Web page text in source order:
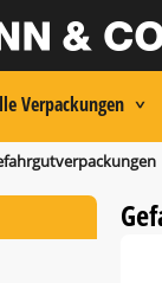
Verpackungen